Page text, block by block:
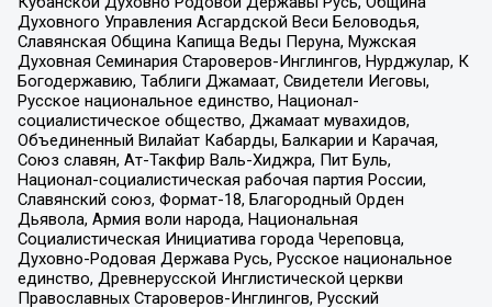
Духовного Управления Асгардской Веси Беловодья,
Славянская Община Капища Веды Перуна, Мужская
Духовная Семинария Староверов-Инглингов, Нурджулар, К
Богодержавию, Таблиги Джамаат, Свидетели Иеговы,
Русское национальное единство, Национал-
социалистическое общество, Джамаат мувахидов,
Объединенный Вилайат Кабарды, Балкарии и Карачая,
Союз славян, Ат-Такфир Валь-Хиджра, Пит Буль,
Национал-социалистическая рабочая партия России,
Славянский союз, Формат-18, Благородный Орден
Дьявола, Армия воли народа, Национальная
Социалистическая Инициатива города Череповца,
Духовно-Родовая Держава Русь, Русское национальное
единство, Древнерусской Инглистической церкви
Православных Староверов-Инглингов, Русский